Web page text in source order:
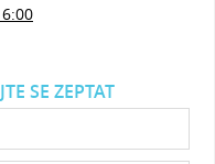
SE ZEPTAT